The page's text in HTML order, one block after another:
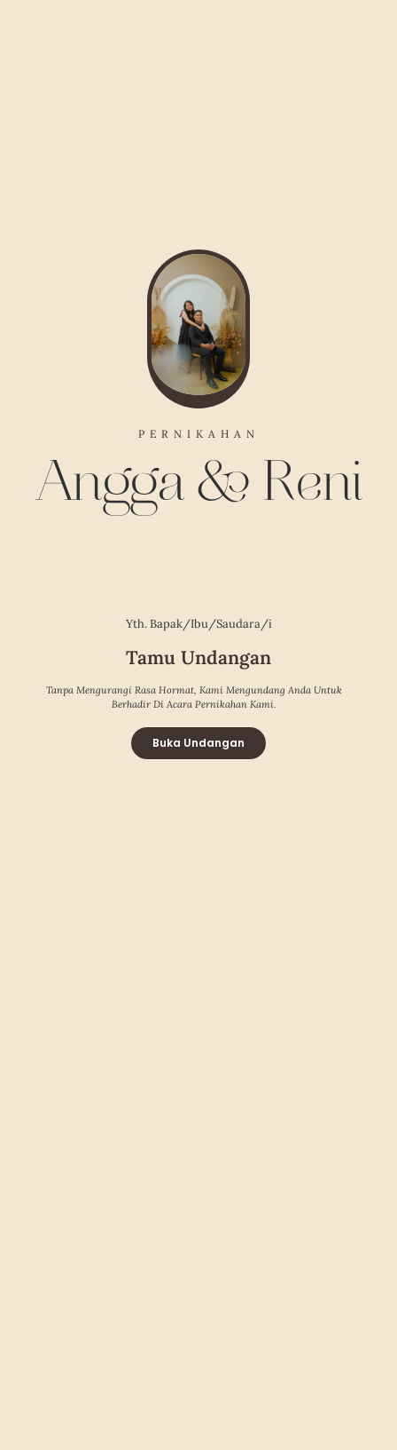
PERNIKAHAN
Angga & Reni
Yth. Bapak/Ibu/Saudara/i
Tamu Undangan
Tanpa Mengurangi Rasa Hormat, Kami Mengundang Anda Untuk
Berhadir Di Acara Pernikahan Kami.
Buka Undangan